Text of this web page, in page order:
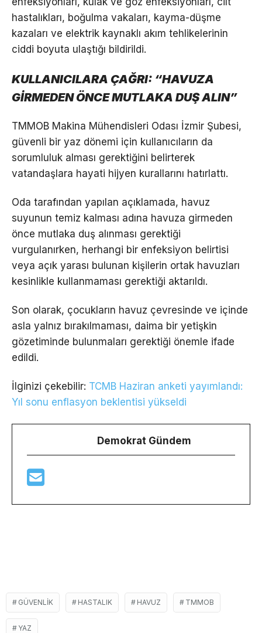
hastalıkları, boğulma vakaları, kayma-düşme
kazaları ve elektrik kaynaklı akım tehlikelerinin
ciddi boyuta ulaştığı bildirildi.
KULLANICILARA ÇAĞRI: “HAVUZA
GİRMEDEN ÖNCE MUTLAKA DUŞ ALIN”
TMMOB Makina Mühendisleri Odası İzmir Şubesi,
güvenli bir yaz dönemi için kullanıcıların da
sorumluluk alması gerektiğini belirterek
vatandaşlara hayati hijyen kurallarını hatırlattı.
Oda tarafından yapılan açıklamada, havuz
suyunun temiz kalması adına havuza girmeden
önce mutlaka duş alınması gerektiği
vurgulanırken, herhangi bir enfeksiyon belirtisi
veya açık yarası bulunan kişilerin ortak havuzları
kesinlikle kullanmaması gerektiği aktarıldı.
Son olarak, çocukların havuz çevresinde ve içinde
asla yalnız bırakılmaması, daima bir yetişkin
gözetiminde bulunmaları gerektiği önemle ifade
edildi.
İlginizi çekebilir: TCMB Haziran anketi yayımlandı:
Yıl sonu enflasyon beklentisi yükseldi
Demokrat Gündem
GÜVENLIK HASTALIK HAVUZ TMMOB
YAZ